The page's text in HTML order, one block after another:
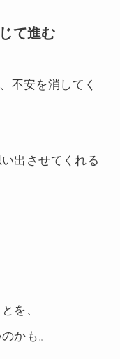
て進む
不安を消してく
出させてくれる
を、
かも。